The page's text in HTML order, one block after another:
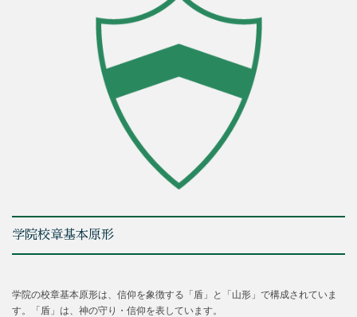
学院校章基本原形
学院の校章基本原形は、信仰を象徴する「盾」と「山形」で構成されていま
す。「盾」は、神の守り・信仰を表しています。